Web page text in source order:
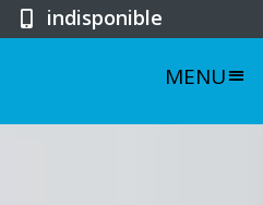
indisponible
MENU